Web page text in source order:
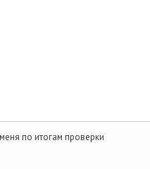
по итогам проверки